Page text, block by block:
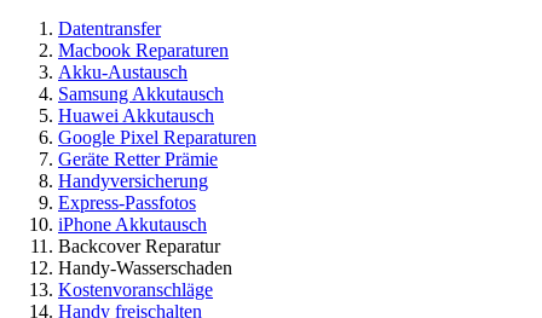
Datentransfer
Macbook Reparaturen
Akku-Austausch
Samsung Akkutausch
Huawei Akkutausch
Google Pixel Reparaturen
Geräte Retter Prämie
Handyversicherung
Express-Passfotos
iPhone Akkutausch
Backcover Reparatur
Handy-Wasserschaden
Kostenvoranschläge
Handy freischalten